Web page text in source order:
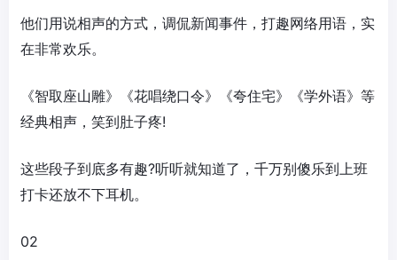
他们用说相声的方式，调侃新闻事件，打趣网络用语，实
在非常欢乐。
《智取座山雕》《花唱绕口令》《夸住宅》《学外语》等
经典相声，笑到肚子疼!
这些段子到底多有趣?听听就知道了，千万别傻乐到上班
打卡还放不下耳机。
02